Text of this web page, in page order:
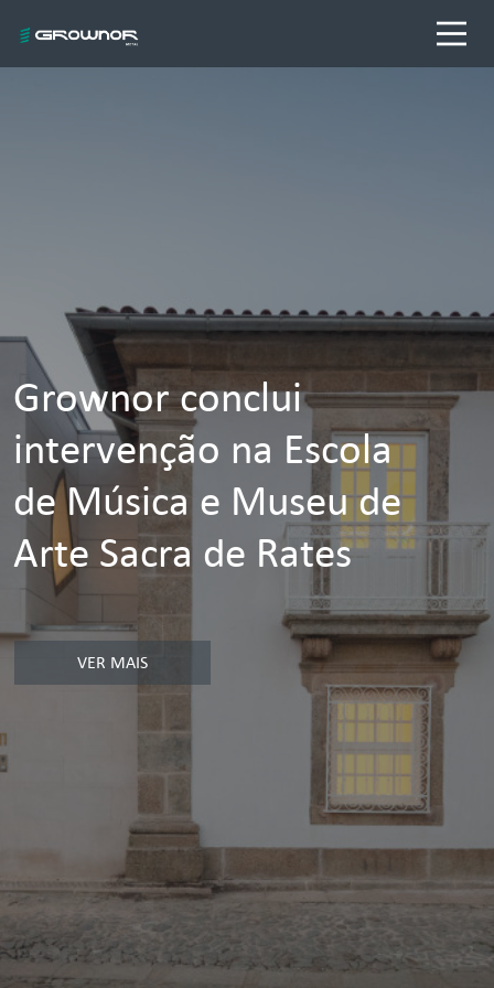
Grownor conclui
intervenção na Escola
de Música e Museu de
Arte Sacra de Rates
VER MAIS